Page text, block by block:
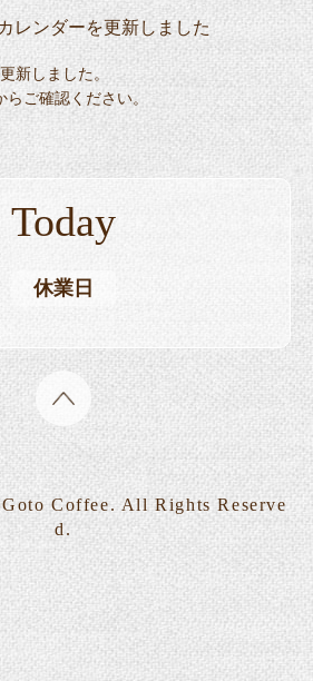
レンダーを更新しました
新しました。
ご確認ください。
Today
休業日
Coffee. All Rights Reserve
d.